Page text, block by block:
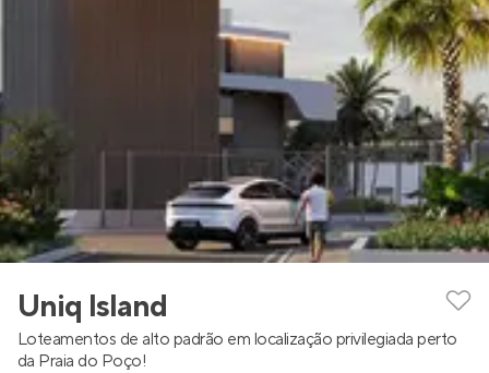
Uniq Island
Loteamentos de alto padrão em localização privilegiada perto
da Praia do Poço!